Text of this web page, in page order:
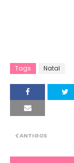
Tags Natal
ANTIGOS